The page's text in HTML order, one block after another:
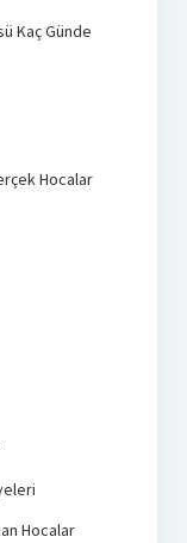
Kaç Günde
Hocalar
Hocalar